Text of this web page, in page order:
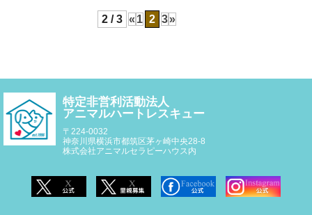
2 / 3 « 1 2 3»
特定非営利活動法人
アニマルハートレスキュー
〒224-0032
神奈川県横浜市都筑区茅ヶ崎中央28-8
株式会社アニマルセラピーハウス内